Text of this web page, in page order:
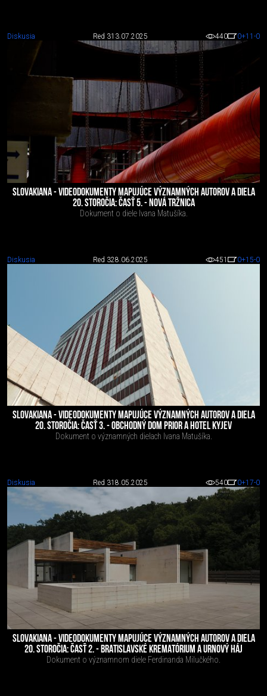
Diskusia Red 313.07.2025 440 0+11 -0
SLOVAKIANA - VIDEODOKUMENTY MAPUJÚCE VÝZNAMNÝCH AUTOROV A DIELA
20. STOROČIA: ČASŤ 5. - NOVÁ TRŽNICA
Dokument o diele Ivana Matušíka.
Diskusia Red 328.06.2025 451 0+15-0
SLOVAKIANA - VIDEODOKUMENTY MAPUJÚCE VÝZNAMNÝCH AUTOROV A DIELA
20. STOROČIA: ČASŤ 3. - OBCHODNÝ DOM PRIOR A HOTEL KYJEV
Dokument o významných dielach Ivana Matušíka.
Diskusia Red 318.05.2025 540 0+17-0
SLOVAKIANA - VIDEODOKUMENTY MAPUJÚCE VÝZNAMNÝCH AUTOROV A DIELA
20. STOROČIA: ČASŤ 2. - BRATISLAVSKÉ KREMATÓRIUM A URNOVÝ HÁJ
Dokument o významnom diele Ferdinanda Milučkého.